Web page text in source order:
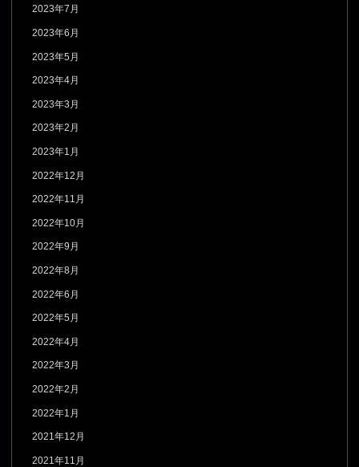
2023年7月
2023年6月
2023年5月
2023年4月
2023年3月
2023年2月
2023年1月
2022年12月
2022年11月
2022年10月
2022年9月
2022年8月
2022年6月
2022年5月
2022年4月
2022年3月
2022年2月
2022年1月
2021年12月
2021年11月